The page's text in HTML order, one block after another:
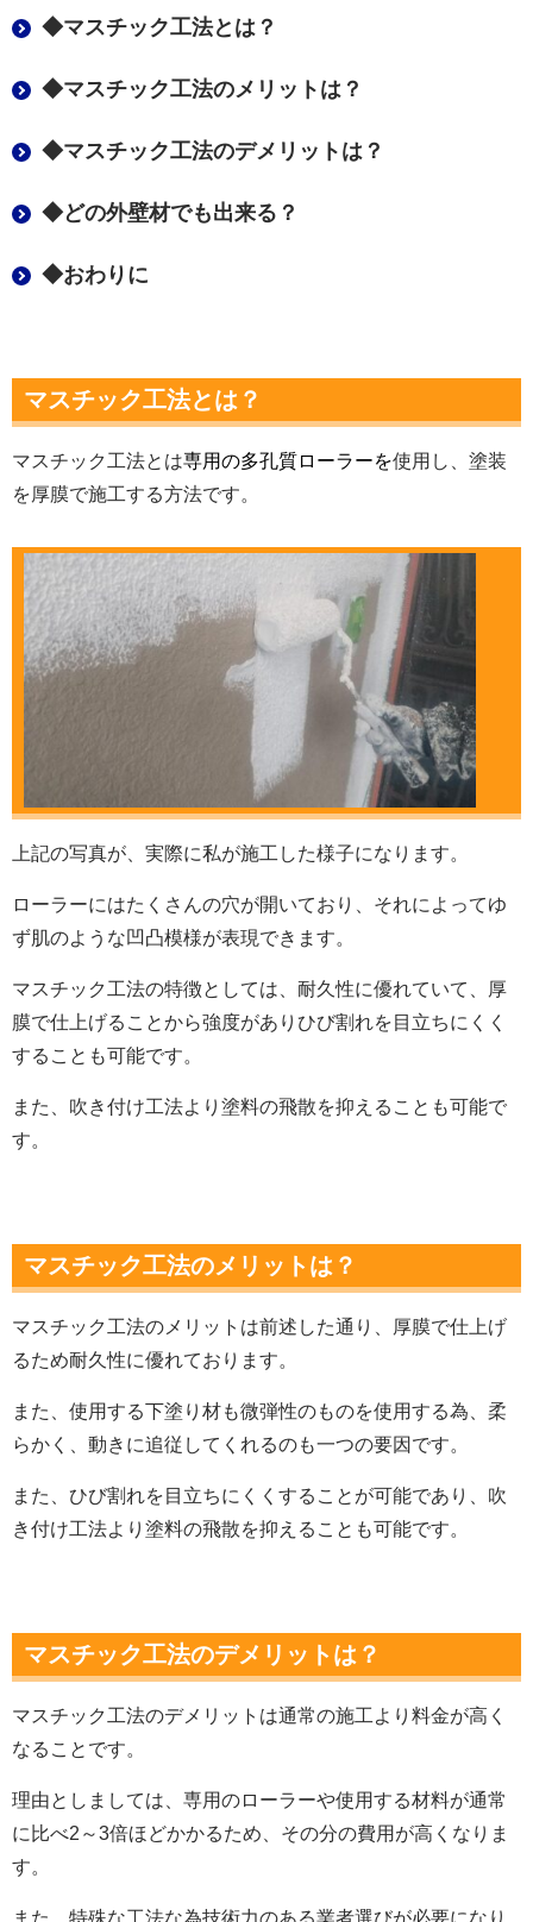
◆マスチック工法とは？
◆マスチック工法のメリットは？
◆マスチック工法のデメリットは？
◆どの外壁材でも出来る？
◆おわりに
マスチック工法とは？
マスチック工法とは専用の多孔質ローラーを使用し、塗装
を厚膜で施工する方法です。
上記の写真が、実際に私が施工した様子になります。
ローラーにはたくさんの穴が開いており、それによってゆ
ず肌のような凹凸模様が表現できます。
マスチック工法の特徴としては、耐久性に優れていて、厚
膜で仕上げることから強度がありひび割れを目立ちにくく
することも可能です。
また、吹き付け工法より塗料の飛散を抑えることも可能で
す。
マスチック工法のメリットは？
マスチック工法のメリットは前述した通り、厚膜で仕上げ
るため耐久性に優れております。
また、使用する下塗り材も微弾性のものを使用する為、柔
らかく、動きに追従してくれるのも一つの要因です。
また、ひび割れを目立ちにくくすることが可能であり、吹
き付け工法より塗料の飛散を抑えることも可能です。
マスチック工法のデメリットは？
マスチック工法のデメリットは通常の施工より料金が高く
なることです。
理由としましては、専用のローラーや使用する材料が通常
に比べ2～3倍ほどかかるため、その分の費用が高くなりま
す。